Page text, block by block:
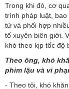
Trong khi đó, cơ
trình pháp luật,
tử và phối hợp
tố xuyên biên giới.
khó theo kịp tốc độ
Theo ông, khó
phim lậu và vi
- Theo tôi, khó